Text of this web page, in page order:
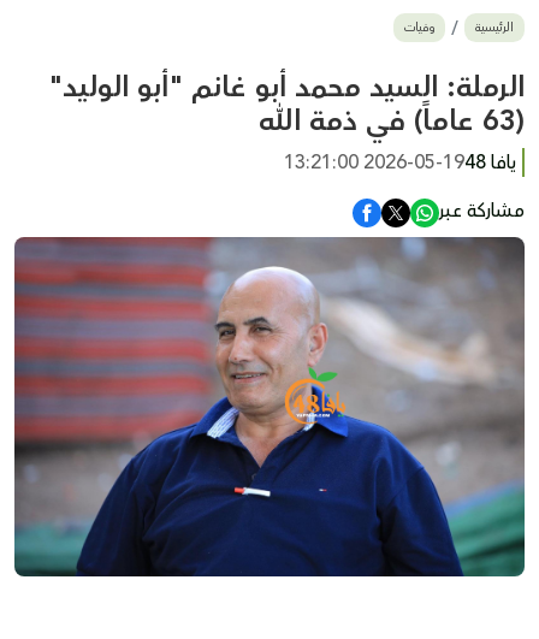
بيع وشراء
أخبار القدس
وفيات
المزيد
ارسل خبر
الرئيسية وفيات
الرملة: السيد محمد أبو غانم "أبو الوليد"
(63 عاماً) في ذمة الله
يافا 48
2026-05-19 13:21:00
مشاركة عبر